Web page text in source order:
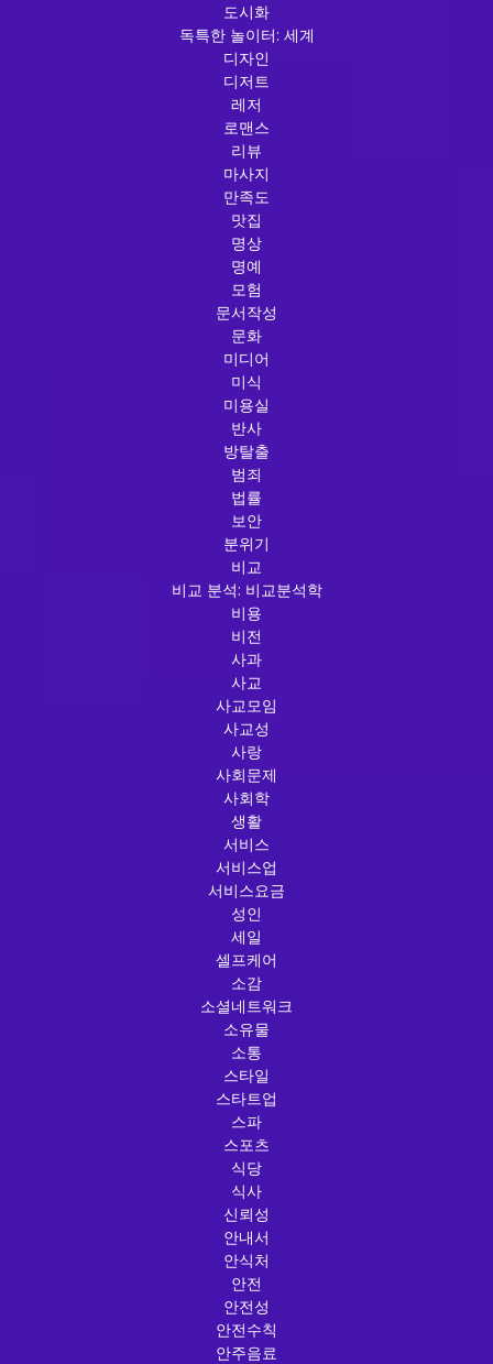
도시화
독특한 놀이터: 세계
디자인
디저트
레저
로맨스
리뷰
마사지
만족도
맛집
명상
명예
모험
문서작성
문화
미디어
미식
미용실
반사
방탈출
범죄
법률
보안
분위기
비교
비교 분석: 비교분석학
비용
비전
사과
사교
사교모임
사교성
사랑
사회문제
사회학
생활
서비스
서비스업
서비스요금
성인
세일
셀프케어
소감
소셜네트워크
소유물
소통
스타일
스타트업
스파
스포츠
식당
식사
신뢰성
안내서
안식처
안전
안전성
안전수칙
안주음료